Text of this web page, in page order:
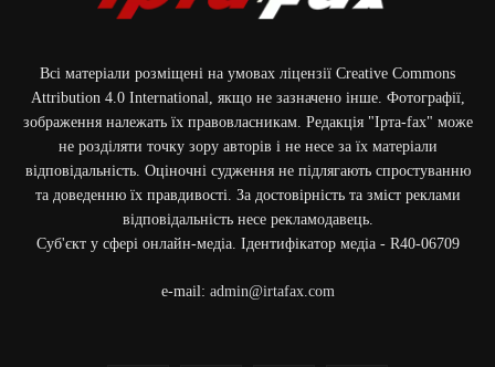
Всі матеріали розміщені на умовах ліцензії Creative Commons
Attribution 4.0 International, якщо не зазначено інше. Фотографії,
зображення належать їх правовласникам. Редакція "Ірта-fax" може
не розділяти точку зору авторів і не несе за їх матеріали
відповідальність. Оціночні судження не підлягають спростуванню
та доведенню їх правдивості. За достовірність та зміст реклами
відповідальність несе рекламодавець.
Cуб'єкт у сфері онлайн-медіа. Ідентифікатор медіа - R40-06709
e-mail: admin@irtafax.com